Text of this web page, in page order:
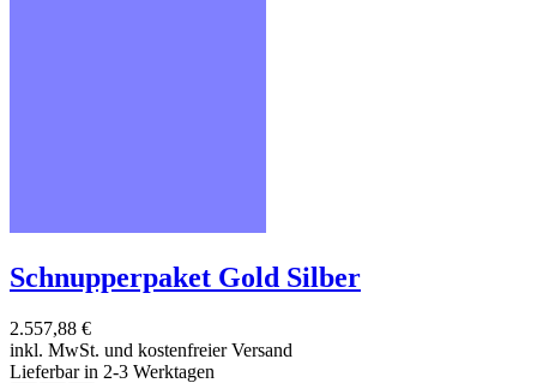
Schnupperpaket Gold Silber
2.557,88 €
inkl. MwSt. und kostenfreier Versand
Lieferbar in 2-3 Werktagen